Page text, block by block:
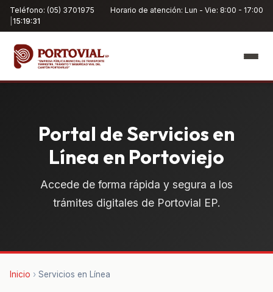
Teléfono: (05) 3701975
Horario de atención: Lun - Vie: 8:00 - 17:00
15:19:32
Portal de Servicios en
Línea en Portoviejo
Accede de forma rápida y segura a los
trámites digitales de Portovial EP.
Inicio › Servicios en Línea